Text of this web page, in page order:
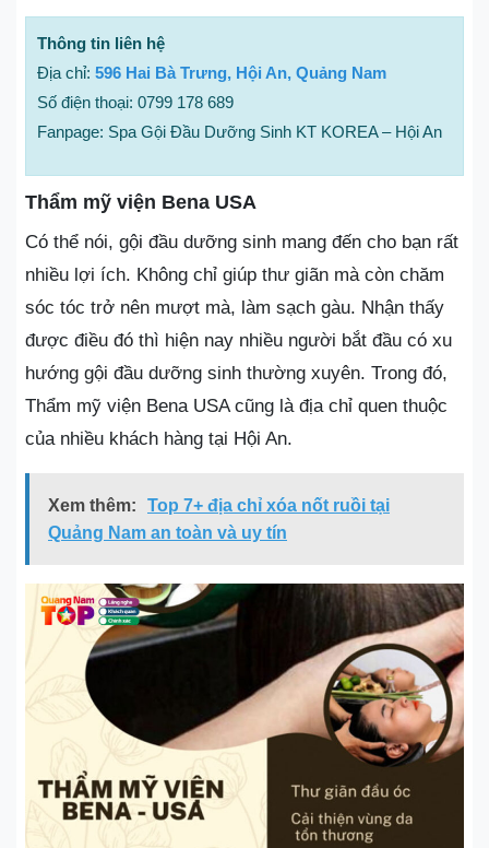
Thông tin liên hệ
Địa chỉ: 596 Hai Bà Trưng, Hội An, Quảng Nam
Số điện thoại: 0799 178 689
Fanpage: Spa Gội Đầu Dưỡng Sinh KT KOREA – Hội An
Thẩm mỹ viện Bena USA
Có thể nói, gội đầu dưỡng sinh mang đến cho bạn rất
nhiều lợi ích. Không chỉ giúp thư giãn mà còn chăm
sóc tóc trở nên mượt mà, làm sạch gàu. Nhận thấy
được điều đó thì hiện nay nhiều người bắt đầu có xu
hướng gội đầu dưỡng sinh thường xuyên. Trong đó,
Thẩm mỹ viện Bena USA cũng là địa chỉ quen thuộc
của nhiều khách hàng tại Hội An.
Xem thêm:
Top 7+ địa chỉ xóa nốt ruồi tại
Quảng Nam an toàn và uy tín